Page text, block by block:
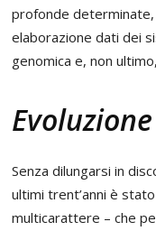
profonde determinate,
elaborazione dati dei
genomica e, non
Senza dilungarsi in
ultimi trent’anni è
multicarattere – che